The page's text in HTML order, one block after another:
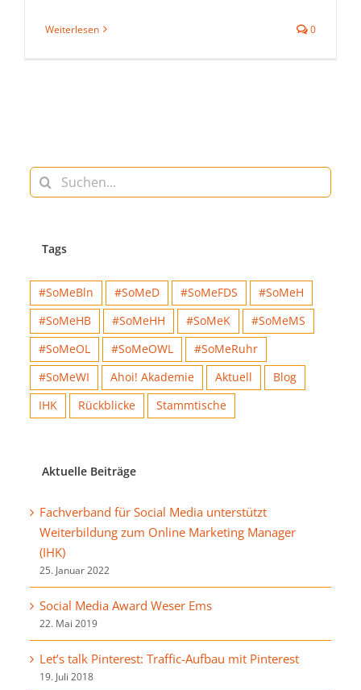
Weiterlesen 0
Suche
nach:
Tags
#SoMeBln #SoMeD #SoMeFDS
#SoMeH
#SoMeHB
#SoMeHH #SoMeK
#SoMeMS
#SoMeOL
#SoMeOWL
#SoMeRuhr
#SoMeWI
Ahoi! Akademie Aktuell
Blog
IHK
Rückblicke Stammtische
Aktuelle Beiträge
Fachverband für Social Media unterstützt
Weiterbildung zum Online Marketing Manager
(IHK)
25. Januar 2022
Social Media Award Weser Ems
22. Mai 2019
Let’s talk Pinterest: Traffic-Aufbau mit Pinterest
19. Juli 2018